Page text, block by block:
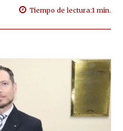
Tiempo de lectura:1 min.